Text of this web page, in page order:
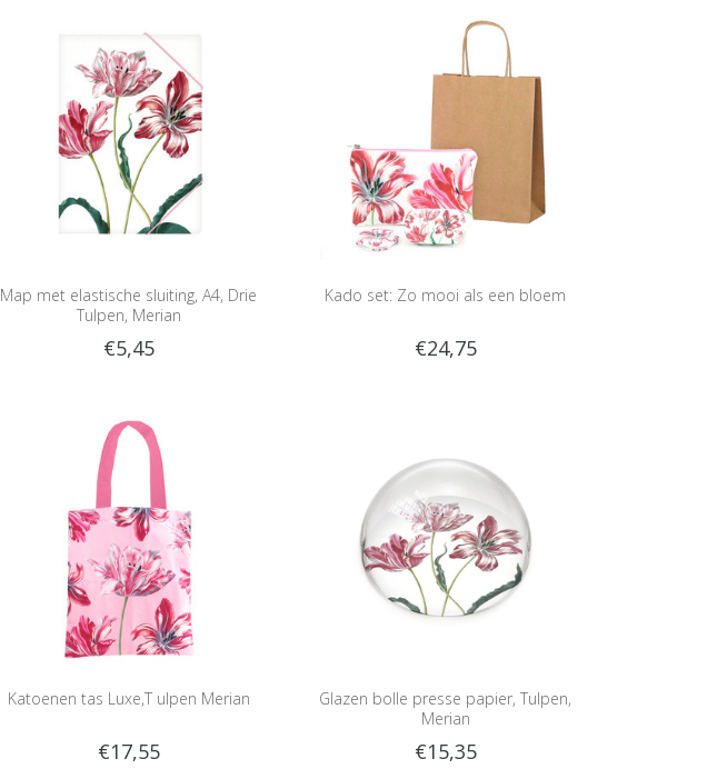
Map met elastische sluiting, A4, Drie
Tulpen, Merian
€5,45
Kado set: Zo mooi als een bloem
€24,75
Katoenen tas Luxe,T ulpen Merian
€17,55
Glazen bolle presse papier, Tulpen,
Merian
€15,35